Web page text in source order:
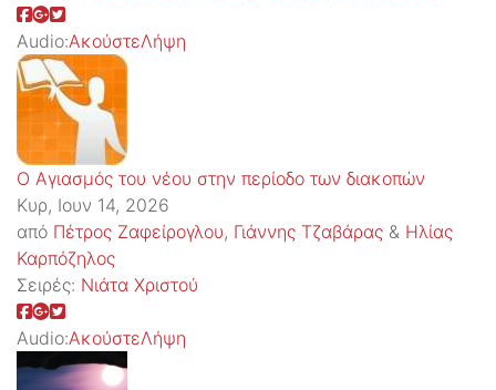
Audio:ΑκούστεΛήψη
Ο Αγιασμός του νέου στην περίοδο των διακοπών
Κυρ, Ιουν 14, 2026
από Πέτρος Ζαφείρογλου, Γιάννης Τζαβάρας & Ηλίας
Καρπόζηλος
Σειρές: Νιάτα Χριστού
Audio:ΑκούστεΛήψη